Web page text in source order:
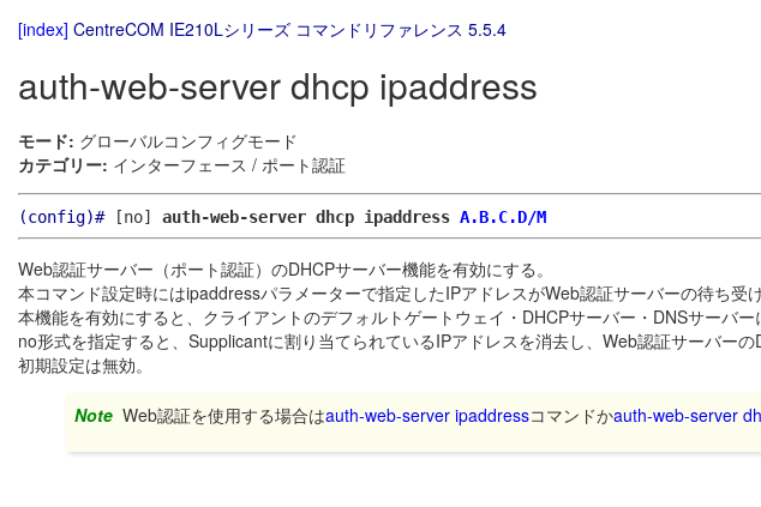
[index] CentreCOM IE210Lシリーズ コマンドリファレンス 5.5.4
auth-web-server dhcp ipaddress
モード: グローバルコンフィグモード
カテゴリー: インターフェース / ポート認証
(config)#[no] auth-web-server dhcp ipaddress A.B.C.D/M
Web認証サーバー（ポート認証）のDHCPサーバー機能を有効にする。
本コマンド設定時にはipaddressパラメーターで指定したIPアドレスがWeb認証サーバーの待ち受
本機能を有効にすると、クライアントのデフォルトゲートウェイ・DHCPサーバー・DNSサーバ
no形式を指定すると、Supplicantに割り当てられているIPアドレスを消去し、Web認証サーバーの
初期設定は無効。
Note Web認証を使用する場合はauth-web-server ipaddressコマンドかauth-web-server